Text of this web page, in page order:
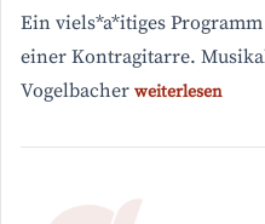
Ein viels*a*itiges
einer Kontragitarre.
Vogelbacher weiterlesen